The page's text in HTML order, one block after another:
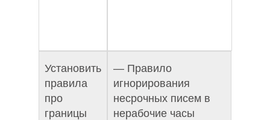
Установить
правила
про
границы
— Правило
игнорирования
несрочных писем в
нерабочие часы